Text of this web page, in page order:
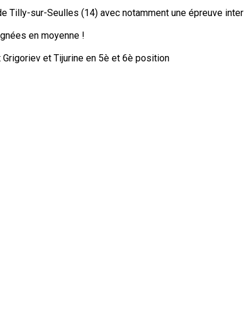
Tilly-sur-Seulles (14) avec notamment une épreuve inter
en moyenne !
et Tijurine en 5è et 6è position